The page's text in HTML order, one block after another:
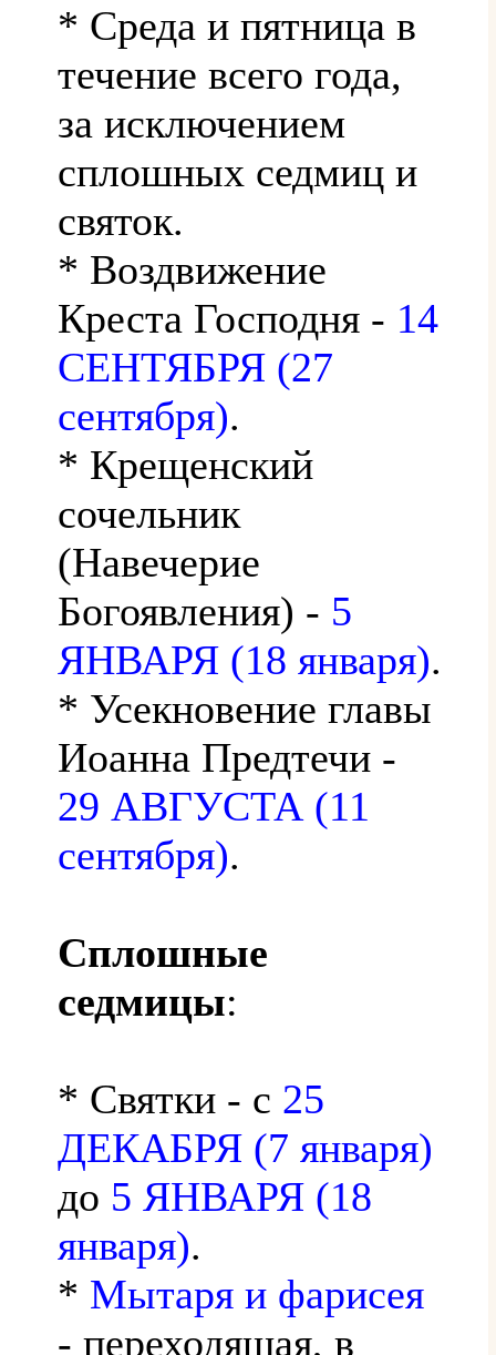
* Среда и пятница в
течение всего года,
за исключением
сплошных седмиц и
святок.
* Воздвижение
Креста Господня - 14
СЕНТЯБРЯ (27
сентября).
* Крещенский
сочельник
(Навечерие
Богоявления) - 5
ЯНВАРЯ (18 января).
* Усекновение главы
Иоанна Предтечи -
29 АВГУСТА (11
сентября).
Сплошные
седмицы:
* Святки - с 25
ДЕКАБРЯ (7 января)
до 5 ЯНВАРЯ (18
января).
* Мытаря и фарисея
- переходящая, в